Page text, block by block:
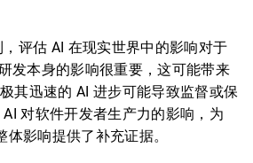
评估 AI 在现实世界中的影响对于
发本身的影响很重要，这可能带来
其迅速的 AI 进步可能导致监督或保
对软件开发者生产力的影响，为
影响提供了补充证据。